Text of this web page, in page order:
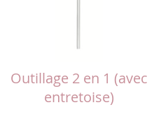
Outillage 2 en 1 (avec
entretoise)